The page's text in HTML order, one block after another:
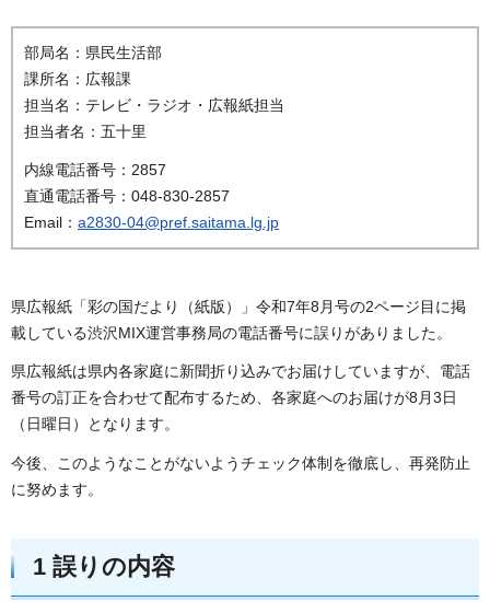
部局名：県民生活部
課所名：広報課
担当名：テレビ・ラジオ・広報紙担当
担当者名：五十里
内線電話番号：2857
直通電話番号：048-830-2857
Email： a2830-04@pref.saitama.lg.jp
県広報紙「彩の国だより（紙版）」令和7年8月号の2ページ目に掲
載している渋沢MIX運営事務局の電話番号に誤りがありました。
県広報紙は県内各家庭に新聞折り込みでお届けしていますが、電話
番号の訂正を合わせて配布するため、各家庭へのお届けが8月3日
（日曜日）となります。
今後、このようなことがないようチェック体制を徹底し、再発防止
に努めます。
1 誤りの内容